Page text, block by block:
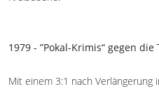
1979 - ”Pokal-Krimis“ gegen
Mit einem 3:1 nach Verlängerung